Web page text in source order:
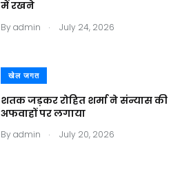
में रखने
Byadmin . July 24, 2026
खेल जगत
शतक जड़कर रोहित शर्मा ने संन्यास की
अफवाहों पर लगाया
Byadmin . July 20, 2026